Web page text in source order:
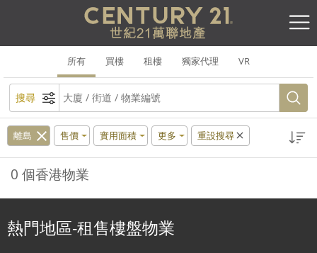
所有 買樓 租樓 獨家代理 VR
搜尋
離島 售價 實用面積 更多 重設搜尋
0 個香港物業
熱門地區-租售樓盤物業